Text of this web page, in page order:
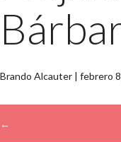
Brando Alcauter | febrero
←